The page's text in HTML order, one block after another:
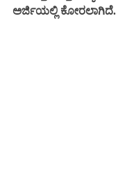
ಅರ್ಜಿಯಲ್ಲಿ ಕೋರಲಾಗಿದೆ.